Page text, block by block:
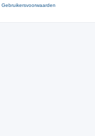
Gebruikersvoorwaarden